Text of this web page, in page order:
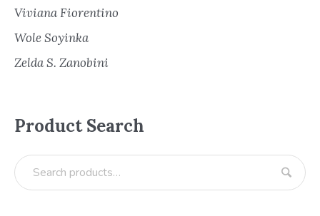
Viviana Fiorentino
Wole Soyinka
Zelda S. Zanobini
Product Search